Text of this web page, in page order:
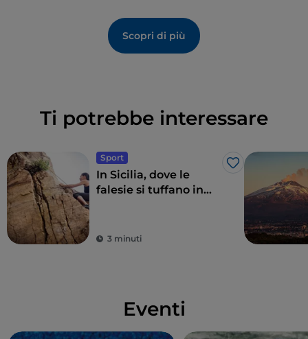
Scopri di più
Ti potrebbe interessare
Sport
Like
In Sicilia, dove le
falesie si tuffano in
3 minuti
Eventi